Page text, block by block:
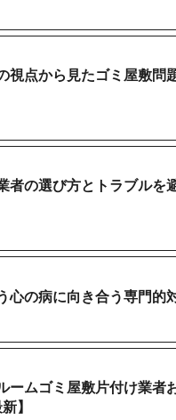
視点から見たゴミ屋敷問
者の選び方とトラブルを
心の病に向き合う専門的
ームゴミ屋敷片付け業者
】